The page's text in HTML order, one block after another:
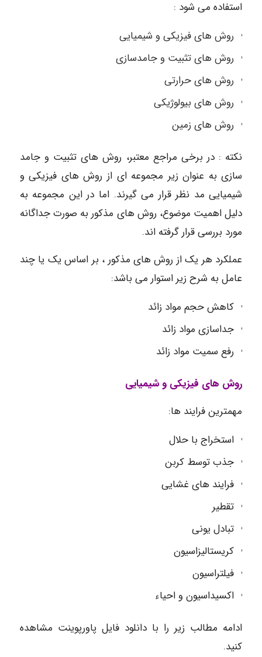
استفاده می شود :
روش های فیزیکی و شیمیایی
روش های تثبیت و جامدسازی
روش های حرارتی
روش های بیولوژیکی
روش های زمین
نکته : در برخی مراجع معتبر، روش های تثبیت و جامد
سازی به عنوان زیر مجموعه ای از روش های فیزیکی و
شیمیایی مد نظر قرار می گیرند. اما در این مجموعه به
دلیل اهمیت موضوع، روش های مذکور به صورت جداگانه
مورد بررسی قرار گرفته اند.
عملکرد هر یک از روش های مذکور ، بر اساس یک یا چند
عامل به شرح زیر استوار می باشد:
کاهش حجم مواد زائد
جداسازی مواد زائد
رفع سمیت مواد زائد
روش های فیزیکی و شیمیایی
مهمترین فرایند ها:
استخراج با حلال
جذب توسط کربن
فرایند های غشایی
تقطیر
تبادل یونی
کریستالیزاسیون
فیلتراسیون
اکسیداسیون و احیاء
ادامه مطالب زیر را با دانلود فایل پاورپوینت مشاهده
کنید.